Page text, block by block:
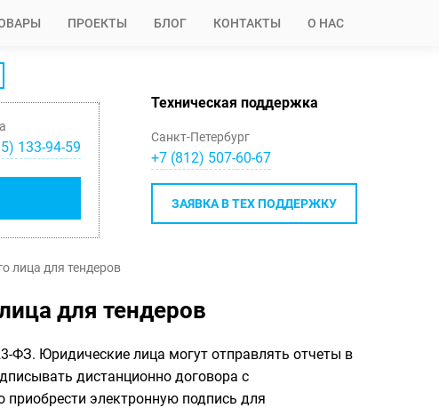
ПРОЕКТЫ БЛОГ КОНТАКТЫ О НАС
) 133-94-59
Техническая поддержка
Санкт-Петербург
+7 (812) 507-60-67
ЗАЯВКА В ТЕХ ПОДДЕРЖКУ
лица для тендеров
для тендеров
ФЗ. Юридические лица могут отправлять отчеты в
дистанционно договора с
электронную подпись для